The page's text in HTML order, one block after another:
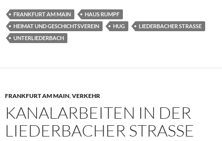
FRANKFURT AM MAIN
HAUS RUMPF
HEIMAT UND GESCHICHTSVEREIN
HUG
LIEDERBACHER STRASSE
UNTERLIEDERBACH
FRANKFURT AM MAIN,VERKEHR
KANALARBEITEN IN DER
LIEDERBACHER STRASSE